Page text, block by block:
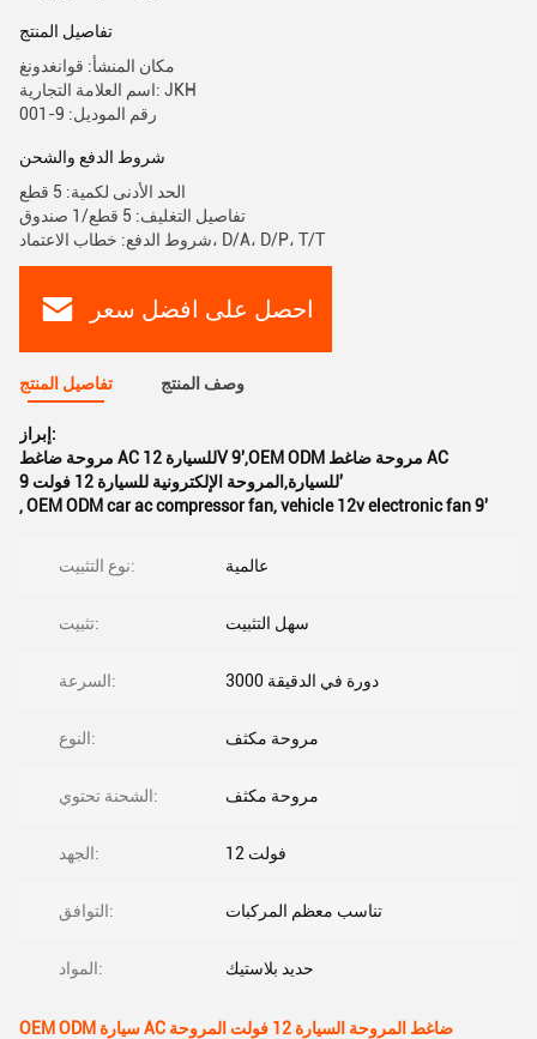
تفاصيل المنتج
مكان المنشأ: قوانغدونغ
اسم العلامة التجارية: JKH
رقم الموديل: 9-001
شروط الدفع والشحن
الحد الأدنى لكمية: 5 قطع
تفاصيل التغليف: 5 قطع/1 صندوق
شروط الدفع: خطاب الاعتماد، D/A، D/P، T/T
احصل على افضل سعر
تفاصيل المنتج وصف المنتج
إبراز:
مروحة ضاغط AC للسيارة 12V 9',OEM ODM مروحة ضاغط AC
للسيارة,المروحة الإلكترونية للسيارة 12 فولت 9'
,OEM ODM car ac compressor fan,vehicle 12v electronic fan 9'
نوع التثبيت: عالمية
تثبيت: سهل التثبيت
السرعة: 3000 دورة في الدقيقة
النوع: مروحة مكثف
الشحنة تحتوي: مروحة مكثف
الجهد: 12 فولت
التوافق: تناسب معظم المركبات
المواد: حديد بلاستيك
OEM ODM سيارة AC ضاغط المروحة السيارة 12 فولت المروحة